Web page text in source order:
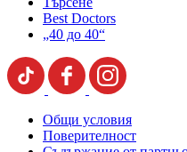
Best Doctors
„40 до 40“
Общи условия
Поверителност